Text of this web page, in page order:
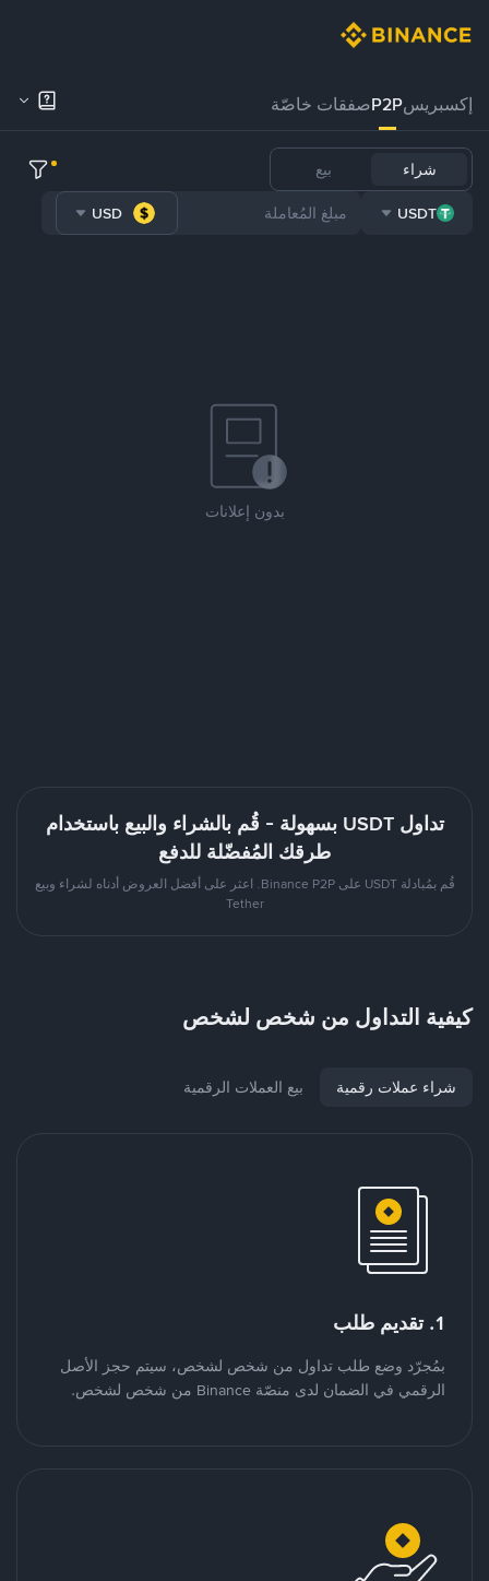
إكسبريسP2Pصفقات خاصّة
شراء بيع
USDT
USD
بدون إعلانات
تداول USDT بسهولة - قُم بالشراء والبيع باستخدام
طرقك المُفضّلة للدفع
قُم بمُبادلة USDT على Binance P2P. اعثر على أفضل العروض أدناه لشراء وبيع
Tether
كيفية التداول من شخص لشخص
شراء عملات رقمية بيع العملات الرقمية
1. تقديم طلب
بمُجرّد وضع طلب تداول من شخص لشخص، سيتم حجز الأصل
الرقمي في الضمان لدى منصّة Binance من شخص لشخص.